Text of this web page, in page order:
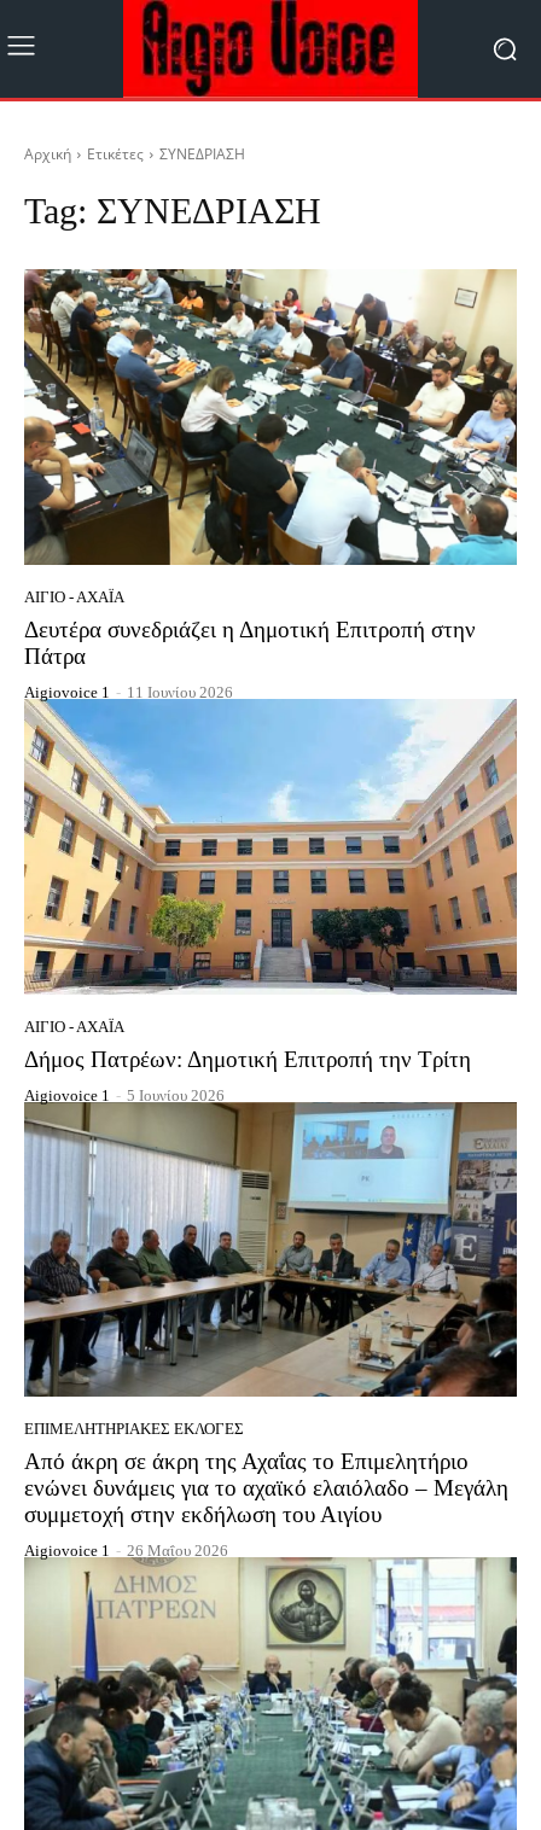
Αρχική Ετικέτες ΣΥΝΕΔΡΙΑΣΗ
Tag: ΣΥΝΕΔΡΙΑΣΗ
ΑΊΓΙΟ - ΑΧΑΪ́Α
Δευτέρα συνεδριάζει η Δημοτική Επιτροπή στην
Πάτρα
Aigiovoice 1 - 11 Ιουνίου 2026
ΑΊΓΙΟ - ΑΧΑΪ́Α
Δήμος Πατρέων: Δημοτική Επιτροπή την Τρίτη
Aigiovoice 1 - 5 Ιουνίου 2026
EΠΙΜΕΛΗΤΗΡΙΑΚΈΣ ΕΚΛΟΓΈΣ
Από άκρη σε άκρη της Αχαΐας το Επιμελητήριο
ενώνει δυνάμεις για το αχαϊκό ελαιόλαδο – Μεγάλη
συμμετοχή στην εκδήλωση του Αιγίου
Aigiovoice 1 - 26 Μαΐου 2026